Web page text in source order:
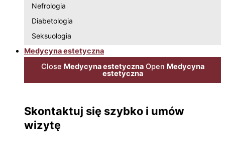
Nefrologia
Diabetologia
Seksuologia
Medycyna estetyczna
Close Medycyna estetyczna Open Medycyna
estetyczna
Skontaktuj się szybko i umów
wizytę